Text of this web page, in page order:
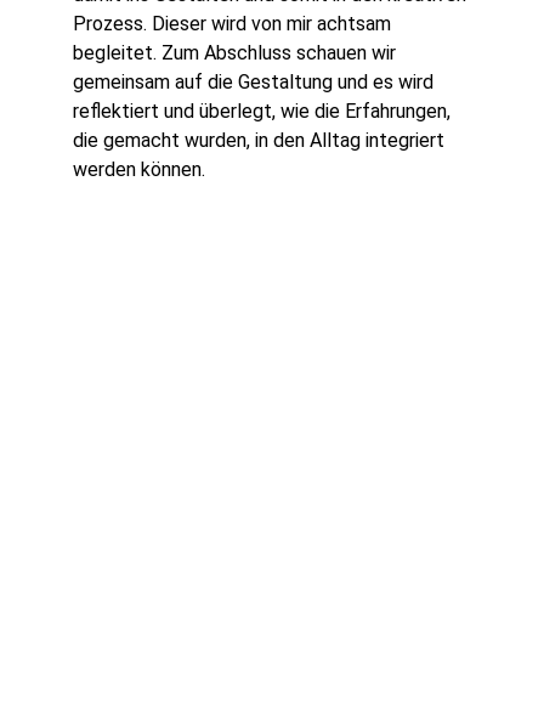
Prozess. Dieser wird von mir achtsam
begleitet. Zum Abschluss schauen wir
gemeinsam auf die Gestaltung und es wird
reflektiert und überlegt, wie die Erfahrungen,
die gemacht wurden, in den Alltag integriert
werden können.